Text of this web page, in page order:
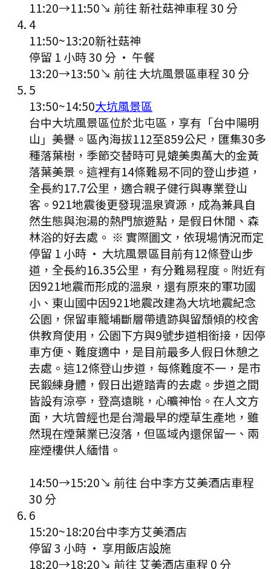
11:20→11:50↘ 前往 新社菇神車程30 分
4
11:50~13:20新社菇神
停留 1 小時 30 分 · 午餐
13:20→13:50↘ 前往 大坑風景區車程30 分
5
13:50~14:50大坑風景區
台中大坑風景區位於北屯區，享有「台中陽明
山」美譽。區內海拔112至859公尺，匯集30多
種落葉樹，季節交替時可見媲美奧萬大的金黃
落葉美景。這裡有14條難易不同的登山步道，
全長約17.7公里，適合親子健行與專業登山
客。921地震後更發現溫泉資源，成為兼具自
然生態與泡湯的熱門旅遊點，是假日休閒、森
林浴的好去處。 ※ 實際圖文，依現場情況而定
停留 1 小時 · 大坑風景區目前有12條登山步
道，全長約16.35公里，有分難易程度。附近有
因921地震而形成的溫泉，還有原來的軍功國
小、東山國中因921地震改建為大坑地震紀念
公園，保留車籠埔斷層帶遺跡與留頹傾的校舍
供教育使用，公園下方與9號步道相銜接，因停
車方便、難度適中，是目前最多人假日休憩之
去處。這12條登山步道，每條難度不一，是市
民鍛練身體，假日出遊踏青的去處。步道之間
皆設有涼亭，登高遠眺，心曠神怡。在人文方
面，大坑曾經也是台灣最早的煙草生產地，雖
然現在煙葉業已沒落，但區域內還保留一、兩
座煙樓供人緬惜。
14:50→15:20↘ 前往 台中李方艾美酒店車程
30 分
6
15:20~18:20台中李方艾美酒店
停留 3 小時 · 享用飯店設施
18:20→18:20↘ 前往 艾美酒店車程 0 分